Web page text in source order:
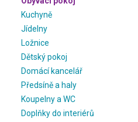
Kuchyně
Jídelny
Ložnice
Dětský pokoj
Domácí kancelář
Předsíně a haly
Koupelny a WC
Doplňky do interiérů